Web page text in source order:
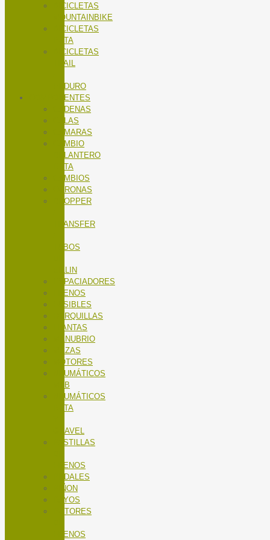
BICICLETAS
MOUNTAINBIKE
BICICLETAS
RUTA
BICICLETAS
TRAIL
ENDURO
COMPONENTES
CADENAS
CALAS
CÁMARAS
CAMBIO
DELANTERO
RUTA
CAMBIOS
CORONAS
DROPPER
TRANSFER
TUBOS
SILLIN
ESPACIADORES
FRENOS
FUSIBLES
HORQUILLAS
LLANTAS
MANUBRIO
MAZAS
MOTORES
NEUMÁTICOS
MTB
NEUMÁTICOS
RUTA
GRAVEL
PASTILLAS
FRENOS
PEDALES
PIÑON
RAYOS
ROTORES
FRENOS